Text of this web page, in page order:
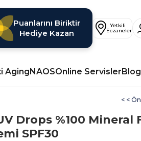
Puanlarını Biriktir
Hediye Kazan
AgingNAOSOnline ServislerBlog
< <
Drops %100 Mineral
SPF30